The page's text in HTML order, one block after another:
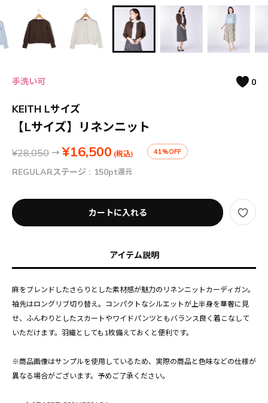
手洗い可 0
KEITH Lサイズ
【Lサイズ】リネンニット
¥28,050 → ¥16,500 (税込) 41%OFF
REGULARステージ : 150pt還元
カートに入れる
アイテム説明
麻をブレンドしたさらりとした素材感が魅力のリネンニットカーディガン。
袖先はロングリブ切り替え。コンパクトなシルエットが上半身を華奢に見
せ、ふんわりとしたスカートやワイドパンツともバランス良く着こなして
いただけます。羽織としても1枚備えておくと便利です。
※商品画像はサンプルを使用しているため、実際の商品と色味などの仕様が
異なる場合がございます。予めご了承ください。